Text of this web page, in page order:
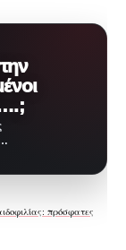
πρόσφατες